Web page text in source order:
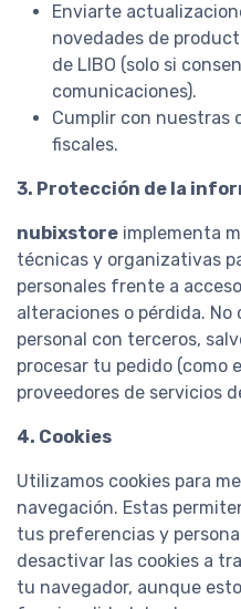
Enviarte
novedades de
de LIBO (solo si
comunicaciones).
Cumplir con nuestras
fiscales.
3. Protección de la
nubixstore implementa
técnicas y organizativas
personales frente a
alteraciones o pérdida.
personal con terceros,
procesar tu pedido (como
proveedores de servicios
4. Cookies
Utilizamos cookies para
navegación. Estas
tus preferencias y
desactivar las cookies a
tu navegador, aunque